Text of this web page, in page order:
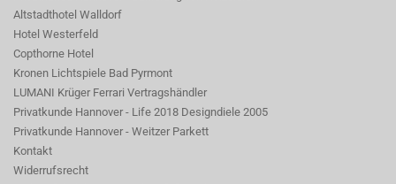
Altstadthotel Walldorf
Hotel Westerfeld
Copthorne Hotel
Kronen Lichtspiele Bad Pyrmont
LUMANI Krüger Ferrari Vertragshändler
Privatkunde Hannover - Life 2018 Designdiele 2005
Privatkunde Hannover - Weitzer Parkett
Kontakt
Widerrufsrecht